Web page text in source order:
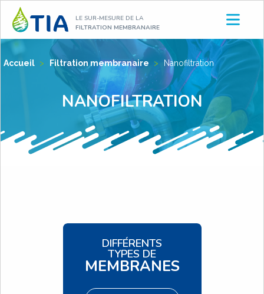
Aller
contenu
LE SUR-MESURE DE LA
FILTRATION MEMBRANAIRE
Accueil > Filtration membranaire > Nanofiltration
NANOFILTRATION
DIFFÉRENTS
TYPES DE
MEMBRANES